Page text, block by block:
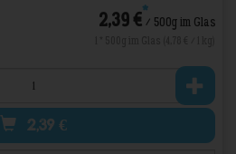
2,39 €*/ 500g im Glas
2,39 €